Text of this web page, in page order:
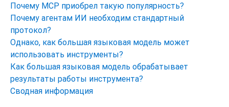
Почему MCP приобрел такую популярность?
Почему агентам ИИ необходим стандартный
протокол?
Однако, как большая языковая модель может
использовать инструменты?
Как большая языковая модель обрабатывает
результаты работы инструмента?
Сводная информация